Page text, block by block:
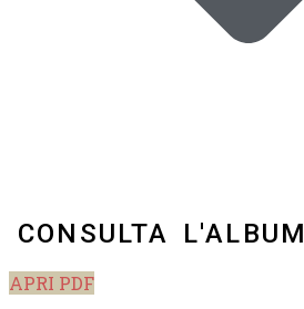
CONSULTA L'ALBUM
APRI PDF